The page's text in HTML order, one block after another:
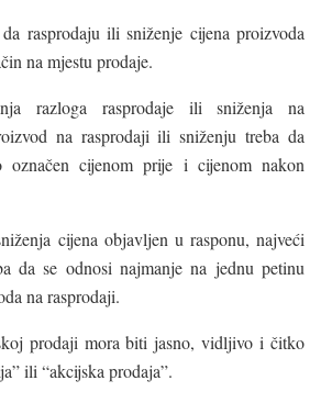
rasprodaju ili sniženje cijena proizvoda
na mjestu prodaje.
razloga rasprodaje ili sniženja na
na rasprodaji ili sniženju treba da
cijenom prije i cijenom nakon
cijena objavljen u rasponu, najveći
da se odnosi najmanje na jednu petinu
na rasprodaji.
prodaji mora biti jasno, vidljivo i čitko
ili “akcijska prodaja”.